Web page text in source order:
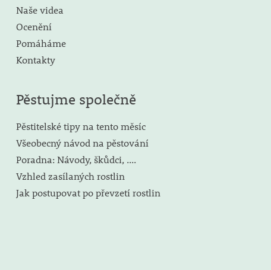
Naše videa
Ocenění
Pomáháme
Kontakty
Pěstujme společně
Pěstitelské tipy na tento měsíc
Všeobecný návod na pěstování
Poradna: Návody, škůdci, ....
Vzhled zasílaných rostlin
Jak postupovat po převzetí rostlin